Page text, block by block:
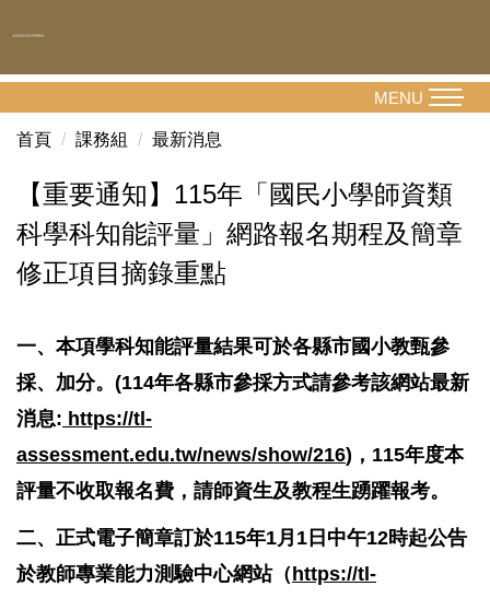
到
容
MENU
首頁 課務組 最新消息
【重要通知】115年「國民小學師資類
科學科知能評量」網路報名期程及簡章
修正項目摘錄重點
一、 本項學科知能評量結果可於各縣市國小教甄參
採、加分。(114年各縣市參採方式請參考該網站最新
消息: https://tl-
assessment.edu.tw/news/show/216)，115年度本
評量不收取報名費，請師資生及教程生踴躍報考。
二、正式電子簡章訂於115年1月1日中午12時起公告
於教師專業能力測驗中心網站（ https://tl-